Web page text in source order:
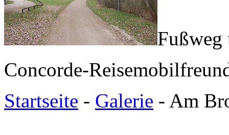
Fußweg
Concorde-
Startseite - Galerie - Am